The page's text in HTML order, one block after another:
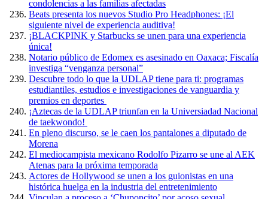
condolencias a las familias afectadas
Beats presenta los nuevos Studio Pro Headphones: ¡El
siguiente nivel de experiencia auditiva!
¡BLACKPINK y Starbucks se unen para una experiencia
única!
Notario público de Edomex es asesinado en Oaxaca; Fiscalía
investiga “venganza personal”
Descubre todo lo que la UDLAP tiene para ti: programas
estudiantiles, estudios e investigaciones de vanguardia y
premios en deportes
¡Aztecas de la UDLAP triunfan en la Universiadad Nacional
de taekwondo!
En pleno discurso, se le caen los pantalones a diputado de
Morena
El mediocampista mexicano Rodolfo Pizarro se une al AEK
Atenas para la próxima temporada
Actores de Hollywood se unen a los guionistas en una
histórica huelga en la industria del entretenimiento